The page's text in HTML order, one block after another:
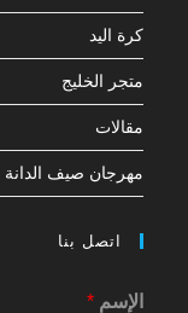
كرة اليد
متجر الخليج
مقالات
مهرجان صيف الدانة
اتصل بنا
الإسم*